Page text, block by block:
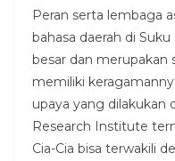
Peran serta lembaga
bahasa daerah di
besar dan merupakan
memiliki
upaya yang dilakukan
Research Institute
Cia-Cia bisa terwakili